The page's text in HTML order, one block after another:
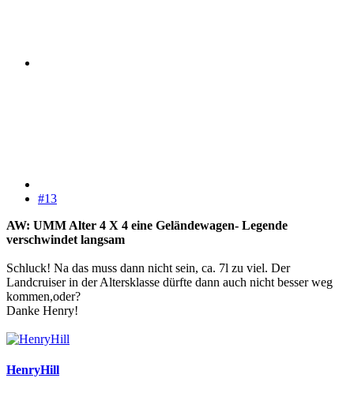
#13
AW: UMM Alter 4 X 4 eine Geländewagen- Legende
verschwindet langsam
Schluck! Na das muss dann nicht sein, ca. 7l zu viel. Der
Landcruiser in der Altersklasse dürfte dann auch nicht besser weg
kommen,oder?
Danke Henry!
HenryHill